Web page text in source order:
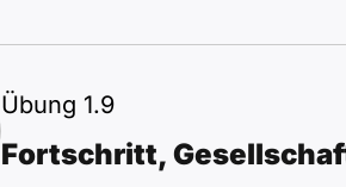
Übung 1.9
Fortschritt,